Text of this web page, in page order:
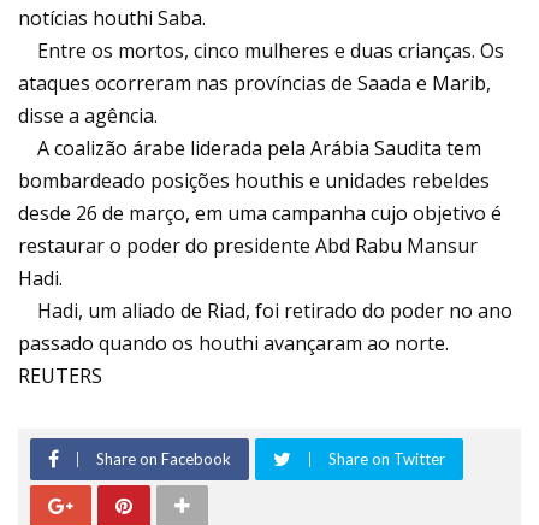
notícias houthi Saba.
Entre os mortos, cinco mulheres e duas crianças. Os
ataques ocorreram nas províncias de Saada e Marib,
disse a agência.
A coalizão árabe liderada pela Arábia Saudita tem
bombardeado posições houthis e unidades rebeldes
desde 26 de março, em uma campanha cujo objetivo é
restaurar o poder do presidente Abd Rabu Mansur
Hadi.
Hadi, um aliado de Riad, foi retirado do poder no ano
passado quando os houthi avançaram ao norte.
REUTERS
Share on Facebook Share on Twitter